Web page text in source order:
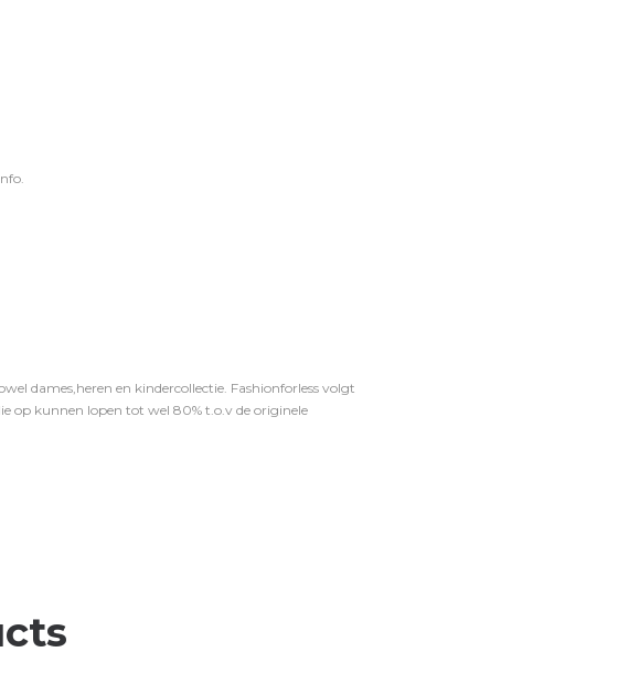
.
dames,heren en kindercollectie. Fashionforless volgt
op kunnen lopen tot wel 80% t.o.v de originele